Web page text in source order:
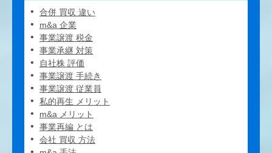
合併 買収 違い
m&a 企業
事業譲渡 税金
事業承継 対策
自社株 評価
事業譲渡 手続き
事業譲渡 従業員
私的再生 メリット
m&a メリット
事業再編 とは
会社 買収 方法